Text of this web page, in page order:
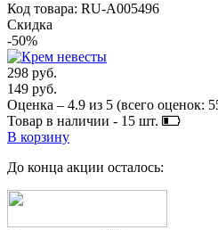
Код товара: RU-A005496
Скидка
-50%
298 руб.
149 руб.
Оценка – 4.9 из 5 (всего оценок:
Товар в наличии - 15 шт.
В корзину
До конца акции осталось: